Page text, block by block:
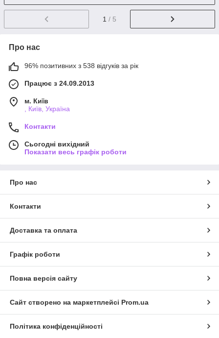
1 / 5
Про нас
96% позитивних з 538 відгуків за рік
Працює з 24.09.2013
м. Київ
, Київ, Україна
Контакти
Сьогодні вихідний
Показати весь графік роботи
Про нас
Контакти
Доставка та оплата
Графік роботи
Повна версія сайту
Сайт створено на маркетплейсі Prom.ua
Політика конфіденційності